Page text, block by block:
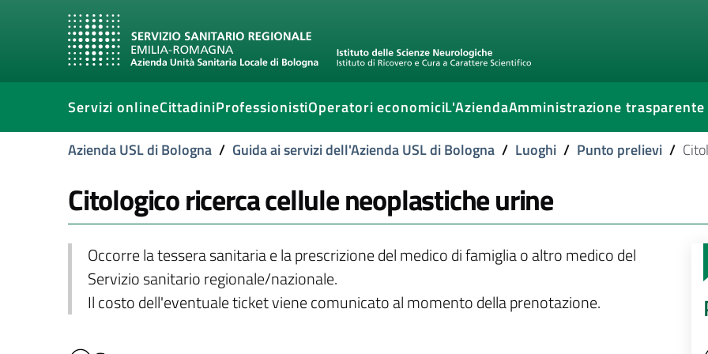
Servizi onlineCittadiniProfessionistiOperatori economiciL'AziendaAmministrazione trasparente
Azienda USL di Bologna / Guida ai servizi dell'Azienda USL di Bologna / Luoghi / Punto prelievi /
Citologico ricerca cellule neoplastiche urine
Occorre la tessera sanitaria e la prescrizione del medico di famiglia o altro medico del
Servizio sanitario regionale/nazionale.
Il costo dell'eventuale ticket viene comunicato al momento della prenotazione.